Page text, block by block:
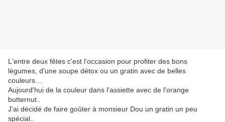
L'entre deux fêtes c'est l'occasion pour profiter des bons
légumes, d'une soupe détox ou un gratin avec de belles
couleurs....
Aujourd'hui de la couleur dans l'assiette avec de l'orange
butternut..
J'ai décidé de faire goûter à monsieur Dou un gratin un peu
spécial..